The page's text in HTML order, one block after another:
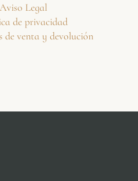
Aviso Legal
de privacidad
de venta y devolución